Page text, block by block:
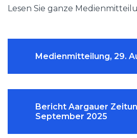
Lesen Sie ganze
Medienmitteilung, 29.
Bericht Aargauer
September 2025